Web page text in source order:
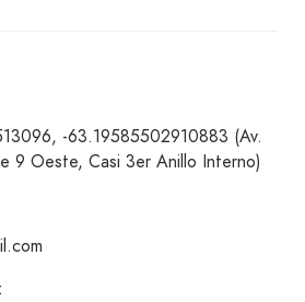
Cukish y disfrutar de
opciones de pastelería! Te
abiertos para brindarte
-63.19585502910883 (Av.
9 Oeste, Casi 3er Anillo Interno)